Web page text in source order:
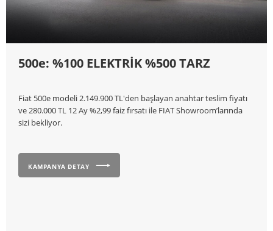
500e: %100 ELEKTRİK %500 TARZ
Fiat 500e modeli 2.149.900 TL'den başlayan anahtar teslim fiyatı
ve 280.000 TL 12 Ay %2,99 faiz fırsatı ile FIAT Showroom’larında
sizi bekliyor.
KAMPANYA DETAY